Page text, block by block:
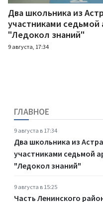
Два школьника из
участниками седьмой
"Ледокол знаний"
9 августа, 17:34
ГЛАВНОЕ
9 августа в 17:34
Два школьника из
участниками седьмой
"Ледокол знаний"
9 августа в 15:25
Часть Ленинского